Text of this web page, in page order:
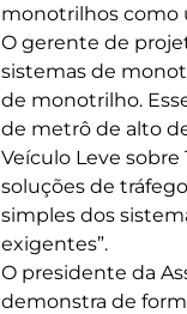
monotrilhos como
O gerente de
sistemas de
de monotrilho.
de metrô de alto
Veículo Leve
soluções de
simples dos
exigentes”.
O presidente da
demonstra de